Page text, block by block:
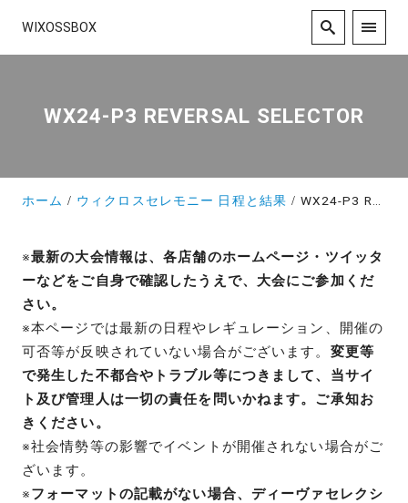
WIXOSSBOX
WX24-P3 REVERSAL SELECTOR
ホーム ウィクロスセレモニー 日程と結果 WX24-P3 REVERSAL SELECTOR
※最新の大会情報は、各店舗のホームページ・ツイッタ
ーなどをご自身で確認したうえで、大会にご参加くだ
さい。
※本ページでは最新の日程やレギュレーション、開催の
可否等が反映されていない場合がございます。 変更等
で発生した不都合やトラブル等につきまして、当サイ
ト及び管理人は一切の責任を問いかねます。ご承知お
きください。
※社会情勢等の影響でイベントが開催されない場合がご
ざいます。
※フォーマットの記載がない場合、ディーヴァセレクシ